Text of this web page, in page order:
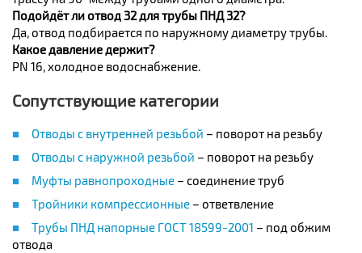
Подойдёт ли отвод 32 для трубы ПНД 32?
Да, отвод подбирается по наружному диаметру трубы.
Какое давление держит?
PN 16, холодное водоснабжение.
Сопутствующие категории
Отводы с внутренней резьбой – поворот на резьбу
Отводы с наружной резьбой – поворот на резьбу
Муфты равнопроходные – соединение труб
Тройники компрессионные – ответвление
Трубы ПНД напорные ГОСТ 18599-2001 – под обжим
отвода